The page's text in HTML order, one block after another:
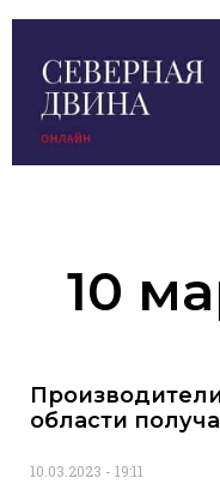
10
области
10.03.2023 19:11